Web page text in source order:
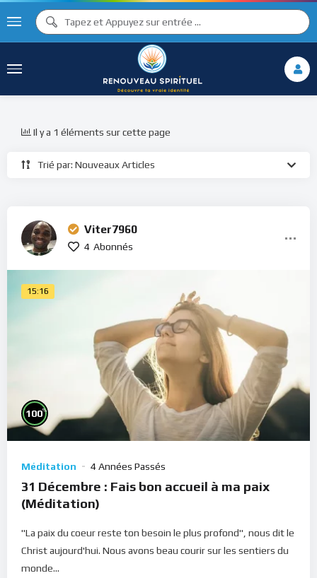
Trié par: Nouveaux Articles
Il y a 1 éléments sur cette page
Viter7960
4 Abonnés
15:16
100%
Méditation 4 Années Passés
31 Décembre : Fais bon accueil à ma paix
(Méditation)
"La paix du coeur reste ton besoin le plus profond", nous dit le
Christ aujourd'hui. Nous avons beau courir sur les sentiers du
monde...